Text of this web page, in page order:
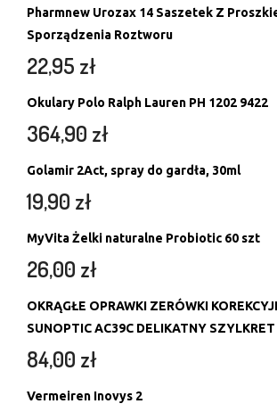
Pharmnew Urozax 14 Saszetek Z
Sporządzenia Roztworu
22,95 zł
Okulary Polo Ralph Lauren PH 1202 9422
364,90 zł
Golamir 2Act, spray do gardła, 30ml
19,90 zł
MyVita Żelki naturalne Probiotic 60 szt
26,00 zł
OKRĄGŁE OPRAWKI ZERÓWKI
SUNOPTIC AC39C DELIKATNY
84,00 zł
Vermeiren Inovys 2